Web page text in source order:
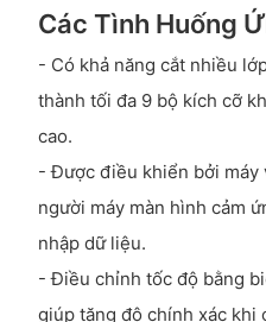
Các Tình Huống
- Có khả năng cắt nhiều
thành tối đa 9 bộ kích cỡ
cao.
- Được điều khiển bởi máy
người máy màn hình cảm
nhập dữ liệu.
- Điều chỉnh tốc độ bằng
giúp tăng độ chính xác khi